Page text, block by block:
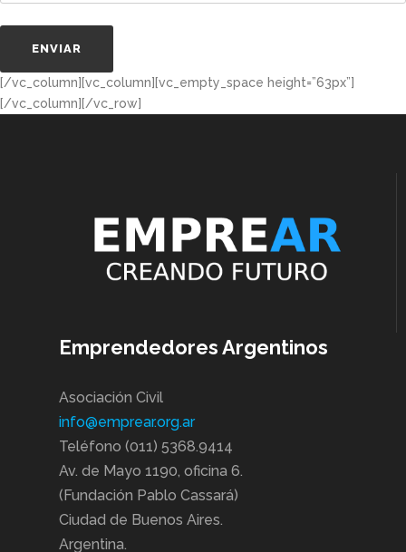
[/vc_column][vc_column][vc_empty_space height=”63px”]
[/vc_column][/vc_row]
Emprendedores Argentinos
Asociación Civil
info@emprear.org.ar
Teléfono (011) 5368.9414
Av. de Mayo 1190, oficina 6.
(Fundación Pablo Cassará)
Ciudad de Buenos Aires.
Argentina.